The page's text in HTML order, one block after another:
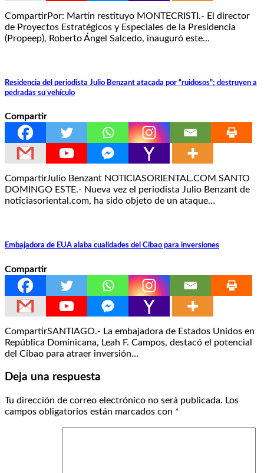
CompartirPor: Martín restituyo MONTECRISTI.- El director
de Proyectos Estratégicos y Especiales de la Presidencia
(Propeep), Roberto Ángel Salcedo, inauguró este…
Residencia del periodista Julio Benzant atacada por “ruidosos”; destruyen a
pedradas su vehículo
Compartir
CompartirJulio Benzant NOTICIASORIENTAL.COM SANTO
DOMINGO ESTE.- Nueva vez el periodista Julio Benzant de
noticiasoriental.com, ha sido objeto de un ataque…
Embajadora de EUA alaba cualidades del Cibao para inversiones
Compartir
CompartirSANTIAGO.- La embajadora de Estados Unidos en
República Dominicana, Leah F. Campos, destacó el potencial
del Cibao para atraer inversión…
Deja una respuesta
Tu dirección de correo electrónico no será publicada. Los
campos obligatorios están marcados con *